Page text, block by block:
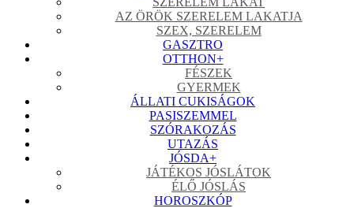
AZ ÖRÖK SZERELEM LAKATJA
SZEX, SZERELEM
GASZTRO
OTTHON+
FÉSZEK
GYERMEK
ÁLLATI CUKISÁGOK
PASISZEMMEL
SZÓRAKOZÁS
UTAZÁS
JÓSDA+
JÁTÉKOS JÓSLÁTOK
ÉLŐ JÓSLÁS
HOROSZKÓP